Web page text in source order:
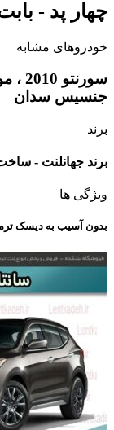
چهار پد -
خودروهای مشابه
جنسیس سدان
برند
برند جهانلنت -
ویژگی ها
بدون آسیب به دیسک